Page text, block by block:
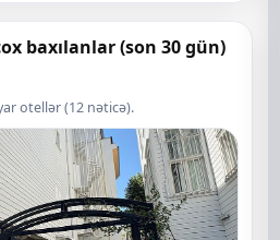
baxılanlar (son 30 gün)
otellər (12 nəticə).